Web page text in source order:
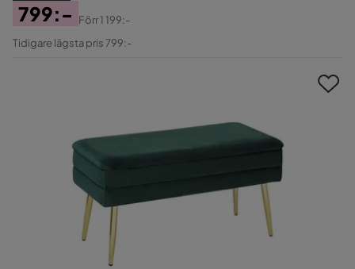
Pris
799:-
Original
Förr1 199:-
Tidigare lägsta pris 799:-